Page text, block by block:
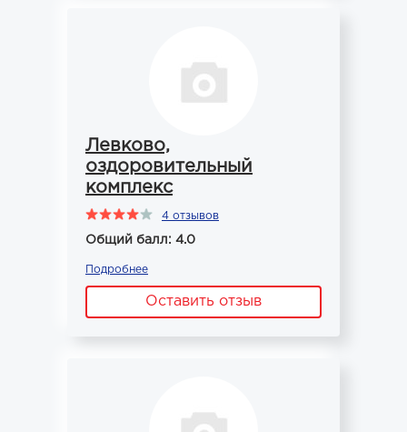
Левково,
оздоровительный
комплекс
4 отзывов
Общий балл: 4.0
Подробнее
Оставить отзыв